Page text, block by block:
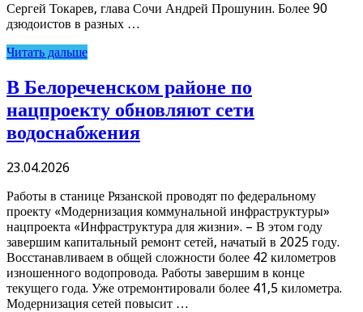
Сергей Токарев, глава Сочи Андрей Прошунин. Более 90
дзюдоистов в разных …
Читать дальше
В Белореченском районе по
нацпроекту обновляют сети
водоснабжения
23.04.2026
Работы в станице Рязанской проводят по федеральному
проекту «Модернизация коммунальной инфраструктуры»
нацпроекта «Инфраструктура для жизни». – В этом году
завершим капитальный ремонт сетей, начатый в 2025 году.
Восстанавливаем в общей сложности более 42 километров
изношенного водопровода. Работы завершим в конце
текущего года. Уже отремонтировали более 41,5 километра.
Модернизация сетей повысит …